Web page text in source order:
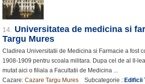
14.
Universitatea de medicina si
Targu Mures
Cladirea Universitatii de Medicina si Farmacie a fost
1908-1909 pentru scoala militara. Dupa cel de al II-
mutat aici o filiala a Facultatii de Medicina ...
Cazare: Cazare Targu Mures Subcategorie : Edificii